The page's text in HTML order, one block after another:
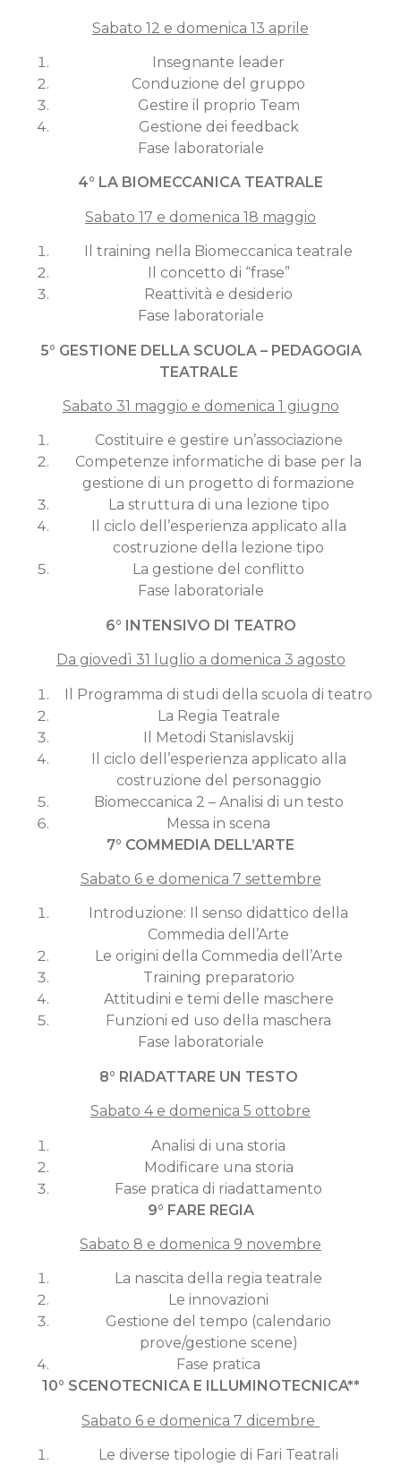
Sabato 12 e domenica 13 aprile
Insegnante leader
Conduzione del gruppo
Gestire il proprio Team
Gestione dei feedback
Fase laboratoriale
4° LA BIOMECCANICA TEATRALE
Sabato 17 e domenica 18 maggio
Il training nella Biomeccanica teatrale
Il concetto di “frase”
Reattività e desiderio
Fase laboratoriale
5° GESTIONE DELLA SCUOLA – PEDAGOGIA
TEATRALE
Sabato 31 maggio e domenica 1 giugno
Costituire e gestire un’associazione
Competenze informatiche di base per la
gestione di un progetto di formazione
La struttura di una lezione tipo
Il ciclo dell’esperienza applicato alla
costruzione della lezione tipo
La gestione del conflitto
Fase laboratoriale
6° INTENSIVO DI TEATRO
Da giovedì 31 luglio a domenica 3 agosto
Il Programma di studi della scuola di teatro
La Regia Teatrale
Il Metodi Stanislavskij
Il ciclo dell’esperienza applicato alla
costruzione del personaggio
Biomeccanica 2 – Analisi di un testo
Messa in scena
7° COMMEDIA DELL’ARTE
Sabato 6 e domenica 7 settembre
Introduzione: Il senso didattico della
Commedia dell’Arte
Le origini della Commedia dell’Arte
Training preparatorio
Attitudini e temi delle maschere
Funzioni ed uso della maschera
Fase laboratoriale
8° RIADATTARE UN TESTO
Sabato 4 e domenica 5 ottobre
Analisi di una storia
Modificare una storia
Fase pratica di riadattamento
9° FARE REGIA
Sabato 8 e domenica 9 novembre
La nascita della regia teatrale
Le innovazioni
Gestione del tempo (calendario
prove/gestione scene)
Fase pratica
10° SCENOTECNICA E ILLUMINOTECNICA**
Sabato 6 e domenica 7 dicembre
Le diverse tipologie di Fari Teatrali